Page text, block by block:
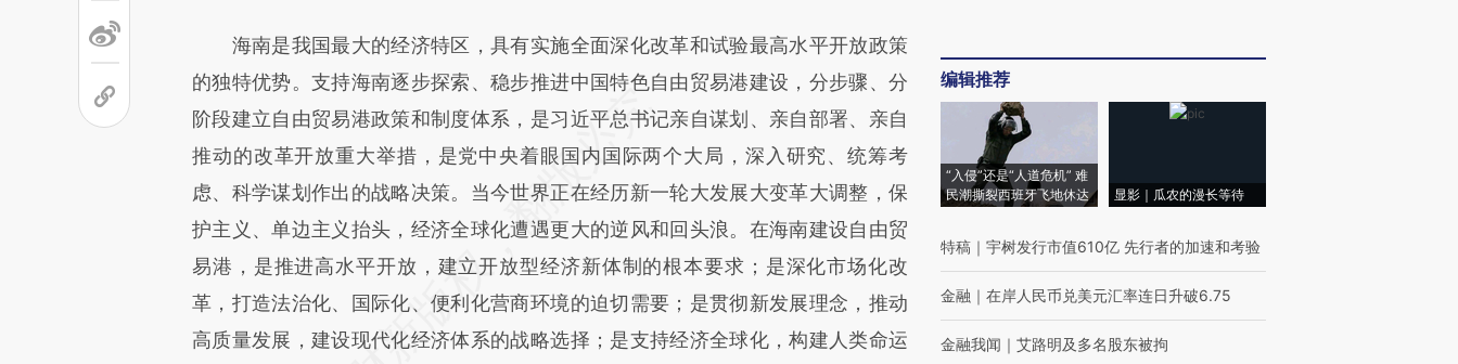
海南是我国最大的经济特区，具有实施全面深化改革和试验最高水平开放政策
的独特优势。支持海南逐步探索、稳步推进中国特色自由贸易港建设，分步骤、分
阶段建立自由贸易港政策和制度体系，是习近平总书记亲自谋划、亲自部署、亲自
推动的改革开放重大举措，是党中央着眼国内国际两个大局，深入研究、统筹考
虑、科学谋划作出的战略决策。当今世界正在经历新一轮大发展大变革大调整，保
护主义、单边主义抬头，经济全球化遭遇更大的逆风和回头浪。在海南建设自由贸
易港，是推进高水平开放，建立开放型经济新体制的根本要求；是深化市场化改
革，打造法治化、国际化、便利化营商环境的迫切需要；是贯彻新发展理念，推动
高质量发展，建设现代化经济体系的战略选择；是支持经济全球化，构建人类命运
编辑推荐
“入侵”还是“人道危机” 难
民潮撕裂西班牙飞地休达
显影｜瓜农的漫长等待
特稿 ｜ 宇树发行市值610亿 先行者的加速和考验
金融 ｜ 在岸人民币兑美元汇率连日升破6.75
金融我闻 ｜ 艾路明及多名股东被拘